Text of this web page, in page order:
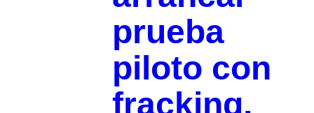
prueba
piloto con
fracking,